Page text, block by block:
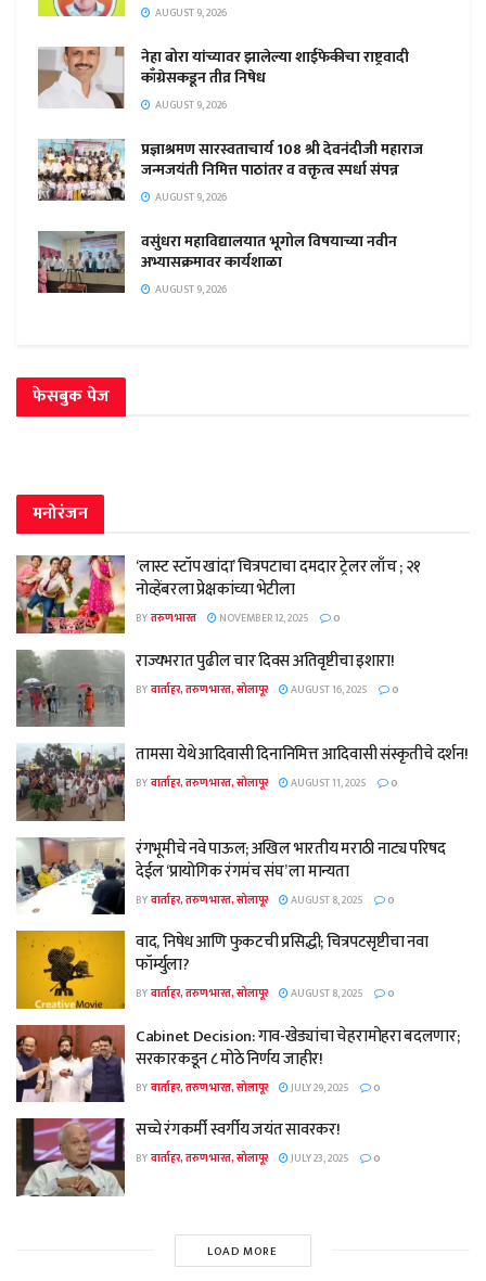
AUGUST 9, 2026
नेहा बोरा यांच्यावर झालेल्या शाईफेकीचा राष्ट्रवादी
काँग्रेसकडून तीव्र निषेध
AUGUST 9, 2026
प्रज्ञाश्रमण सारस्वताचार्य 108 श्री देवनंदीजी महाराज
जन्मजयंती निमित्त पाठांतर व वक्तृत्व स्पर्धा संपन्न
AUGUST 9, 2026
वसुंधरा महाविद्यालयात भूगोल विषयाच्या नवीन
अभ्यासक्रमावर कार्यशाळा
AUGUST 9, 2026
फेसबुक पेज
मनोरंजन
‘लास्ट स्टॉप खांदा’ चित्रपटाचा दमदार ट्रेलर लाँच ; २१
नोव्हेंबरला प्रेक्षकांच्या भेटीला
BYतरुण भारत NOVEMBER 12, 2025 0
राज्यभरात पुढील चार दिवस अतिवृष्टीचा इशारा!
BYवार्ताहर, तरुण भारत, सोलापूर AUGUST 16, 2025 0
तामसा येथे आदिवासी दिनानिमित्त आदिवासी संस्कृतीचे दर्शन!
BYवार्ताहर, तरुण भारत, सोलापूर AUGUST 11, 2025 0
रंगभूमीचे नवे पाऊल; अखिल भारतीय मराठी नाट्य परिषद
देईल ‘प्रायोगिक रंगमंच संघ’ ला मान्यता
BYवार्ताहर, तरुण भारत, सोलापूर AUGUST 8, 2025 0
वाद, निषेध आणि फुकटची प्रसिद्धी; चित्रपटसृष्टीचा नवा
फॉर्म्युला?
BYवार्ताहर, तरुण भारत, सोलापूर AUGUST 8, 2025 0
Cabinet Decision: गाव-खेड्यांचा चेहरामोहरा बदलणार;
सरकारकडून ८ मोठे निर्णय जाहीर!
BYवार्ताहर, तरुण भारत, सोलापूर JULY 29, 2025 0
सच्चे रंगकर्मी स्वर्गीय जयंत सावरकर!
BYवार्ताहर, तरुण भारत, सोलापूर JULY 23, 2025 0
LOAD MORE